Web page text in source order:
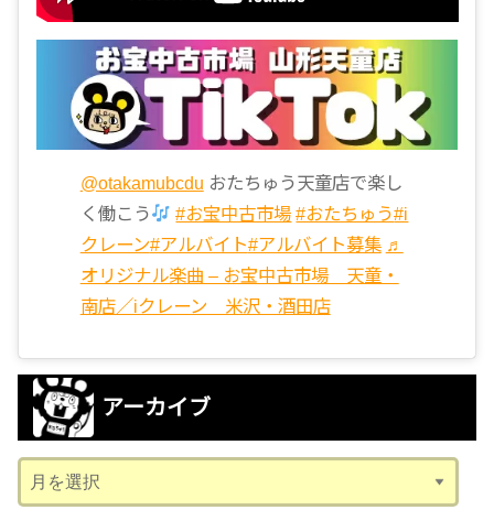
@otakamubcdu おたちゅう天童店で楽し
く働こう
#お宝中古市場 #おたちゅう#i
クレーン#アルバイト#アルバイト募集 ♬
オリジナル楽曲 – お宝中古市場 天童・
南店／iクレーン 米沢・酒田店
アーカイブ
ー